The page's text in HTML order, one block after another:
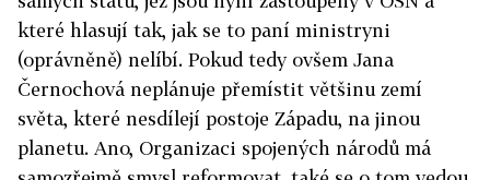
které hlasují tak, jak se to paní ministryni
(oprávněně) nelíbí. Pokud tedy ovšem Jana
Černochová neplánuje přemístit většinu zemí
světa, které nesdílejí postoje Západu, na jinou
planetu. Ano, Organizaci spojených národů má